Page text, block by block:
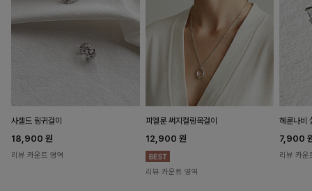
사셀드 링귀걸이
18,900 원
리뷰 카운트 영역
피엘룬 써지컬링목걸이
12,900 원
리뷰 카운트 영역
헤룬나비
7,900
리뷰 카운